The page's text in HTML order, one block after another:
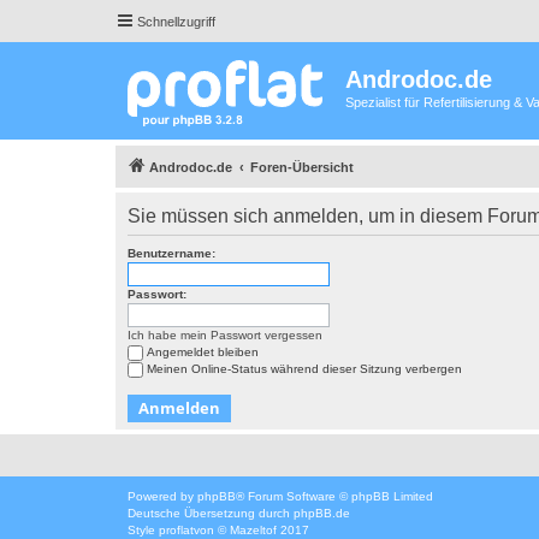
Schnellzugriff
Androdoc.de
Spezialist für Refertilisierung &
Androdoc.de Foren-Übersicht
Sie müssen sich anmelden, um in diesem
Benutzername:
Passwort:
Ich habe mein Passwort vergessen
Angemeldet bleiben
Meinen Online-Status während dieser Sitzung verbergen
Powered by phpBB® Forum Software © phpBB Limited
Deutsche Übersetzung durch phpBB.de
Style proflatvon ©Mazeltof 2017